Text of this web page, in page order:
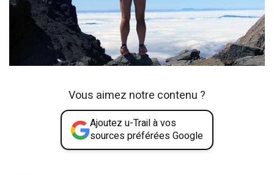
Vous aimez notre contenu ?
Ajoutez u-Trail à vos
sources préférées Google